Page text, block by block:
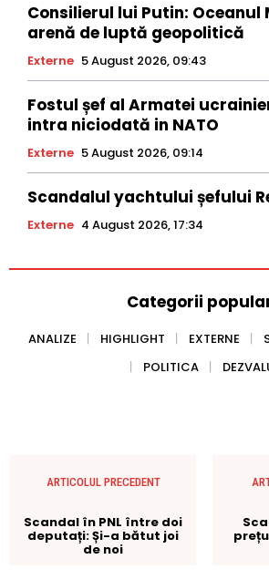
Consilierul lui Putin: Oceanul
arenă de luptă geopolitică
Externe 5 August 2026, 09:43
Fostul șef al Armatei
intra niciodată in NATO
Externe 5 August 2026, 09:14
Scandalul yachtului șefului
Externe 4 August 2026, 17:34
Categorii
ANALIZE HIGHLIGHT EXTERNE
POLITICA
ARTICOLUL PRECEDENT
Scandal în PNL între doi
deputați: Și-a bătut joi
de noi